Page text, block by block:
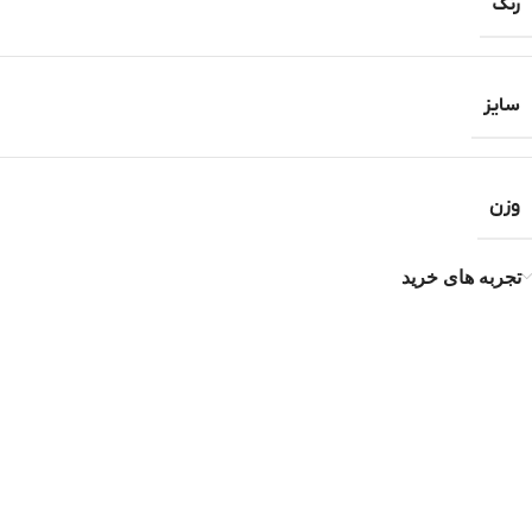
رنگ
سایز
وزن
تجربه های خرید